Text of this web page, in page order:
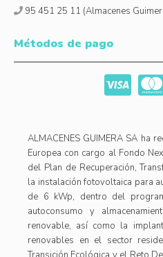
95 451 25 11 (Almacenes
Métodos de pago
ALMACENES GUIMERA SA ha
Europea con cargo al Fondo
del Plan de Recuperación,
la instalación fotovoltaica para
de 6 kWp, dentro del
autoconsumo y
renovable, así como la
renovables en el sector